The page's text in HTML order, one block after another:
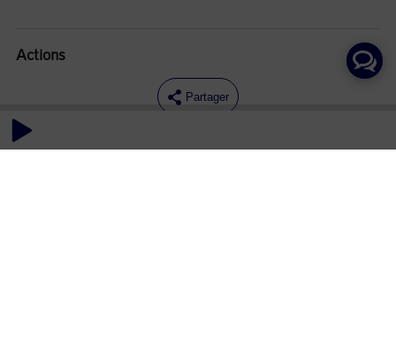
Actions
Partager
Commentaires